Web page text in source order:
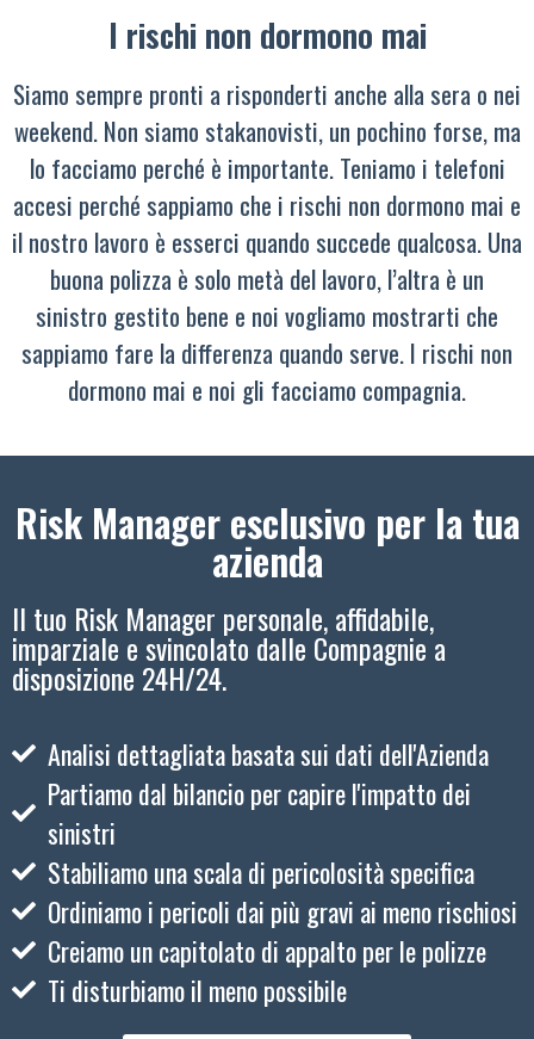
I rischi non dormono mai
Siamo sempre pronti a risponderti anche alla sera o nei
weekend. Non siamo stakanovisti, un pochino forse, ma
lo facciamo perché è importante. Teniamo i telefoni
accesi perché sappiamo che i rischi non dormono mai e
il nostro lavoro è esserci quando succede qualcosa. Una
buona polizza è solo metà del lavoro, l’altra è un
sinistro gestito bene e noi vogliamo mostrarti che
sappiamo fare la differenza quando serve. I rischi non
dormono mai e noi gli facciamo compagnia.
Risk Manager esclusivo per la tua
azienda
Il tuo Risk Manager personale, affidabile,
imparziale e svincolato dalle Compagnie a
disposizione 24H/24.
Analisi dettagliata basata sui dati dell'Azienda
Partiamo dal bilancio per capire l'impatto dei
sinistri
Stabiliamo una scala di pericolosità specifica
Ordiniamo i pericoli dai più gravi ai meno rischiosi
Creiamo un capitolato di appalto per le polizze
Ti disturbiamo il meno possibile